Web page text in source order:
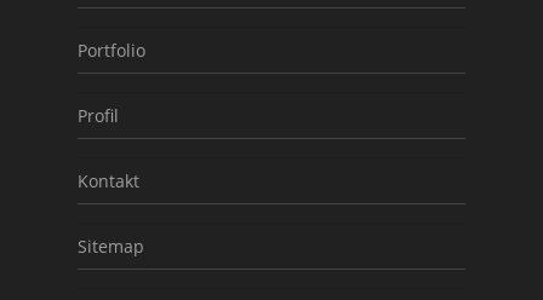
Portfolio
Profil
Kontakt
Sitemap